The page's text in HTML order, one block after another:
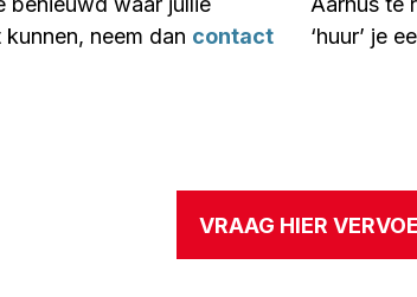
neem dan contact
‘huur’ je
VRAAG HIER